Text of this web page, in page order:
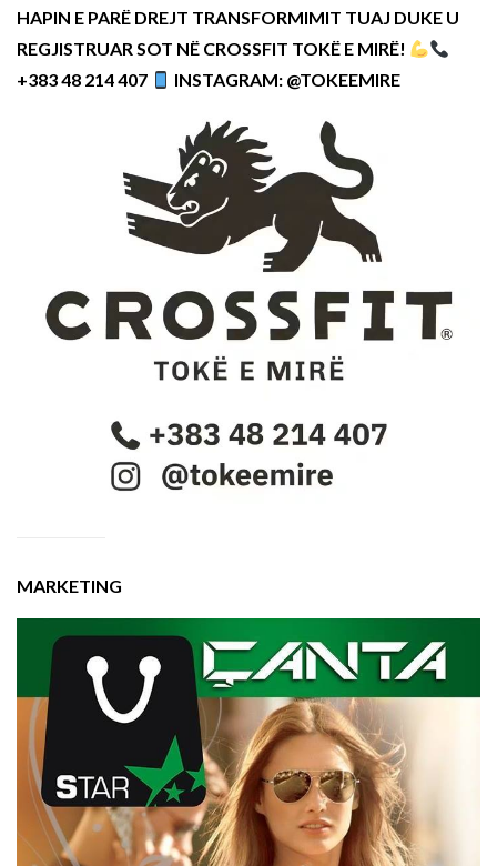
HAPIN E PARË DREJT TRANSFORMIMIT TUAJ DUKE U
REGJISTRUAR SOT NË CROSSFIT TOKË E MIRË!
+383 48 214 407
INSTAGRAM: @TOKEEMIRE
MARKETING